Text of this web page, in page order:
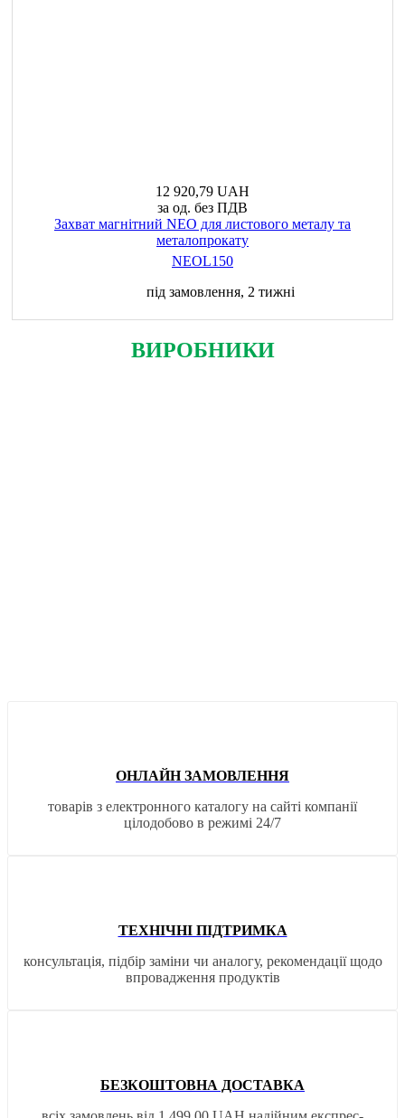
12 920,79 UAH
за од. без ПДВ
Захват магнітний NEO для листового металу та
металопрокату
NEOL150
під замовлення, 2 тижні
ВИРОБНИКИ
ОНЛАЙН ЗАМОВЛЕННЯ
товарів з електронного каталогу на сайті компанії
цілодобово в режимі 24/7
ТЕХНІЧНІ ПІДТРИМКА
консультація, підбір заміни чи аналогу, рекомендації щодо
впровадження продуктів
БЕЗКОШТОВНА ДОСТАВКА